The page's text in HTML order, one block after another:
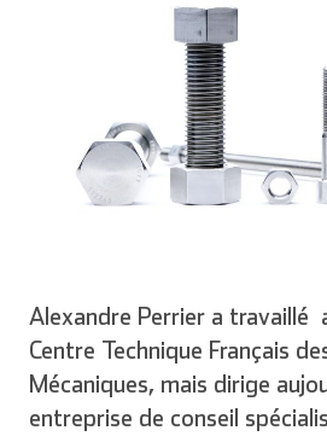
Alexandre Perrier a travaillé
Centre Technique Français
Mécaniques, mais dirige
entreprise de conseil